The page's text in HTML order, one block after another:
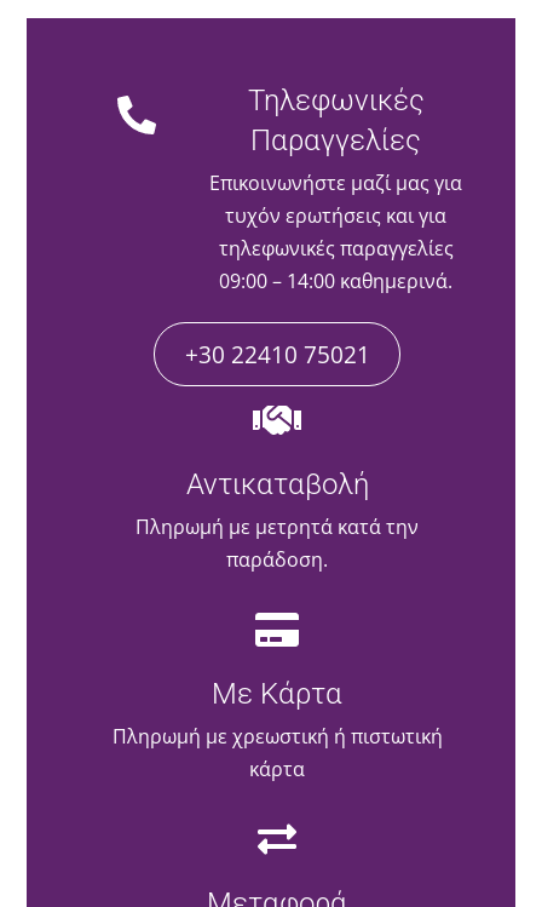
Τηλεφωνικές
Παραγγελίες
Επικοινωνήστε μαζί μας για
τυχόν ερωτήσεις και για
τηλεφωνικές παραγγελίες
09:00 – 14:00 καθημερινά.
+30 22410 75021
Αντικαταβολή
Πληρωμή με μετρητά κατά την
παράδοση.
Με Κάρτα
Πληρωμή με χρεωστική ή πιστωτική
κάρτα